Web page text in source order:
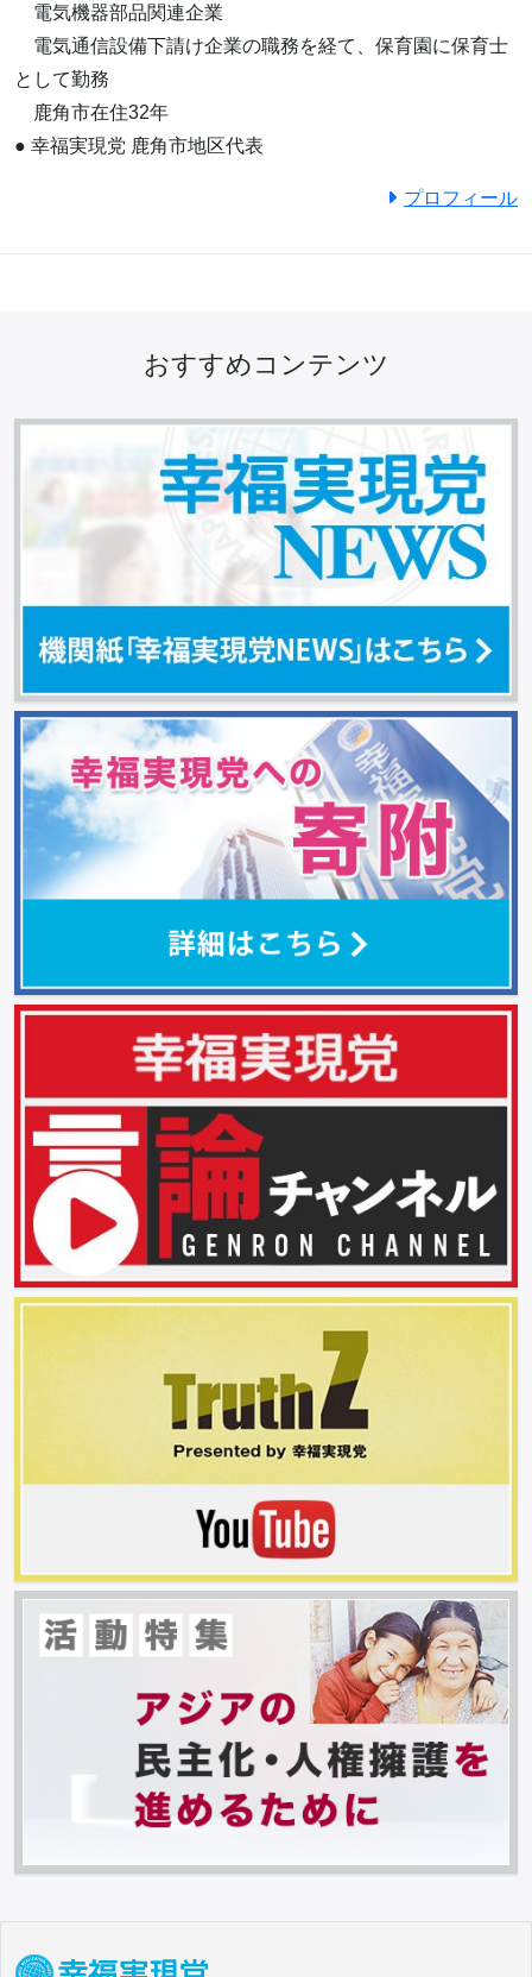
電気機器部品関連企業
電気通信設備下請け企業の職務を経て、保育園に保育士
として勤務
鹿角市在住32年
● 幸福実現党 鹿角市地区代表
プロフィール
おすすめコンテンツ